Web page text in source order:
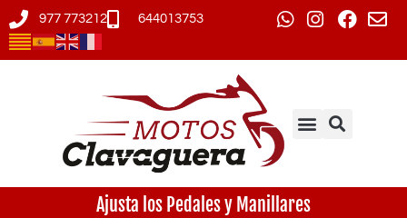
977 773212 644013753
Ajusta los Pedales y Manillares